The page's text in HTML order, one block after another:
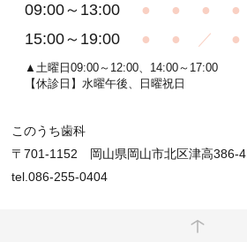
09:00～13:00
● ● ● ●
15:00～19:00
● ● ／ ●
▲土曜日09:00～12:00、14:00～17:00
【休診日】水曜午後、日曜祝日
このうち歯科
〒701-1152 岡山県岡山市北区津高386-4
tel.086-255-0404